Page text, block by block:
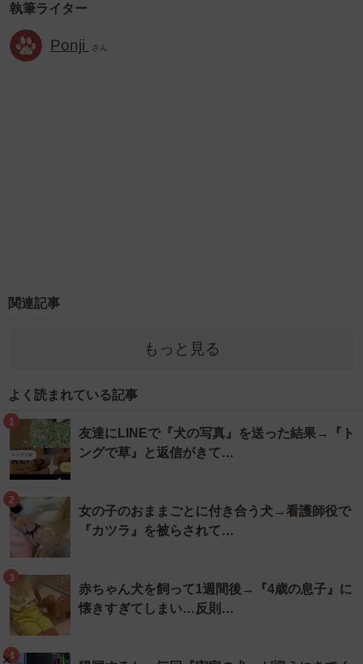
執筆ライター
Ponji さん
関連記事
もっと見る
よく読まれている記事
1
友達にLINEで『犬の写真』を送った結果→『ト
ングで草』と返信がきて…
2
女の子のおままごとに付き合う犬→看護師役で
『カツラ』を被らされて…
3
赤ちゃん犬を飼って1週間後→『4歳の息子』に
懐きすぎてしまい…反則…
4